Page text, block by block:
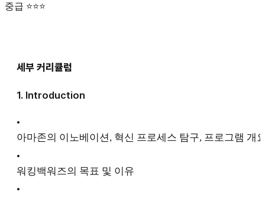
중급 ⭐⭐⭐
세부 커리큘럼
1. Introduction
•
아마존의 이노베이션, 혁신 프로세스 탐구, 프로그램 개
•
워킹백워즈의 목표 및 이유
•